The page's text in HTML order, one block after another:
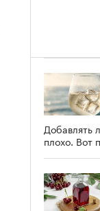
Добавлять
плохо. Вот